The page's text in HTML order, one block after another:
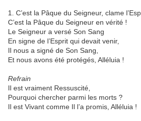
1. C’est la Pâque du Seigneur, clame
C’est la Pâque du Seigneur en vérité !
Le Seigneur a versé Son Sang
En signe de l’Esprit qui devait venir,
Il nous a signé de Son Sang,
Et nous avons été protégés, Alléluia !
Refrain
Il est vraiment Ressuscité,
Pourquoi chercher parmi les morts ?
Il est Vivant comme Il l’a promis, Alléluia !